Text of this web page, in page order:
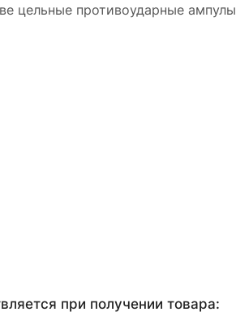
цельные противоударные
при получении товара: